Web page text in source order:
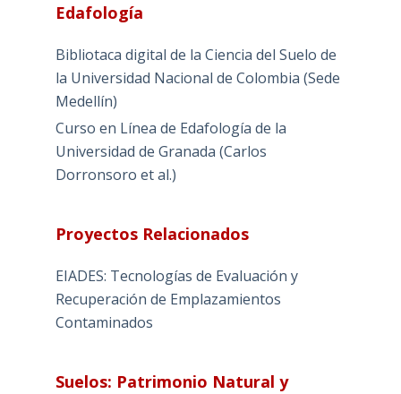
Edafología
Bibliotaca digital de la Ciencia del Suelo de
la Universidad Nacional de Colombia (Sede
Medellín)
Curso en Línea de Edafología de la
Universidad de Granada (Carlos
Dorronsoro et al.)
Proyectos Relacionados
EIADES: Tecnologías de Evaluación y
Recuperación de Emplazamientos
Contaminados
Suelos: Patrimonio Natural y